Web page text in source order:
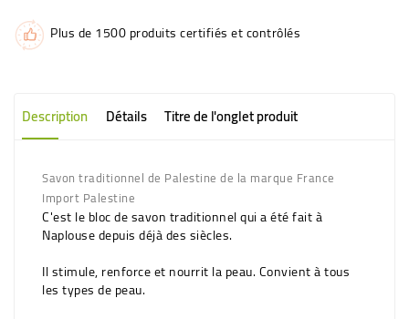
Plus de 1500 produits certifiés et contrôlés
Description Détails Titre de l'onglet produit
Savon traditionnel de Palestine de la marque France
Import Palestine
C'est le bloc de savon traditionnel qui a été fait à
Naplouse depuis déjà des siècles.
Il stimule, renforce et nourrit la peau. Convient à tous
les types de peau.